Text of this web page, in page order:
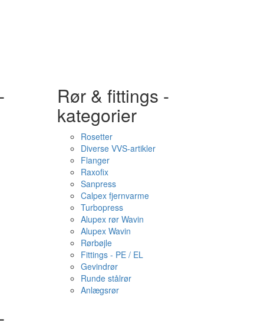
Rør & fittings -
kategorier
Rosetter
Diverse VVS-artikler
Flanger
Raxofix
Sanpress
Calpex fjernvarme
Turbopress
Alupex rør Wavin
Alupex Wavin
Rørbøjle
Fittings - PE / EL
Gevindrør
Runde stålrør
Anlægsrør